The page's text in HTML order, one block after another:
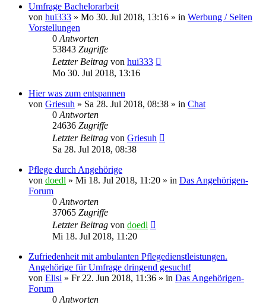
Umfrage Bachelorarbeit
von hui333 » Mo 30. Jul 2018, 13:16 » in Werbung / Seiten
Vorstellungen
0 Antworten
53843 Zugriffe
Letzter Beitrag von hui333
Mo 30. Jul 2018, 13:16
Hier was zum entspannen
von Griesuh » Sa 28. Jul 2018, 08:38 » in Chat
0 Antworten
24636 Zugriffe
Letzter Beitrag von Griesuh
Sa 28. Jul 2018, 08:38
Pflege durch Angehörige
von doedl » Mi 18. Jul 2018, 11:20 » in Das Angehörigen-
Forum
0 Antworten
37065 Zugriffe
Letzter Beitrag von doedl
Mi 18. Jul 2018, 11:20
Zufriedenheit mit ambulanten Pflegedienstleistungen.
Angehörige für Umfrage dringend gesucht!
von Elisi » Fr 22. Jun 2018, 11:36 » in Das Angehörigen-
Forum
0 Antworten